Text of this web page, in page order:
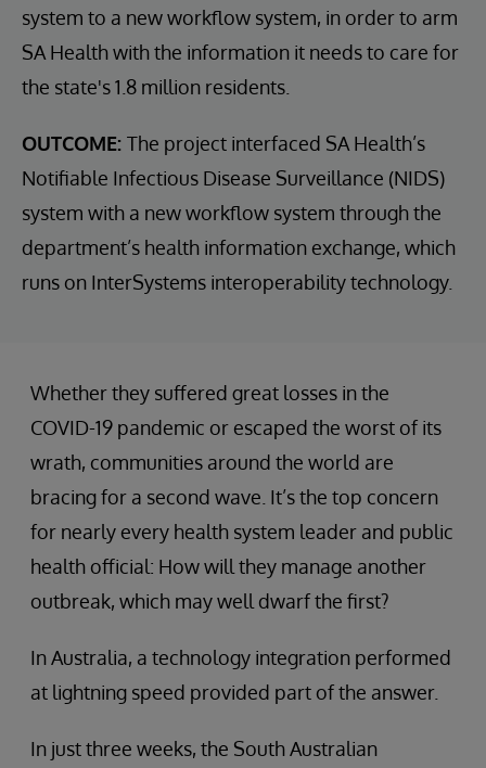
system to a new workflow system, in order to arm
SA Health with the information it needs to care for
the state's 1.8 million residents.
OUTCOME: The project interfaced SA Health’s
Notifiable Infectious Disease Surveillance (NIDS)
system with a new workflow system through the
department’s health information exchange, which
runs on InterSystems interoperability technology.
Whether they suffered great losses in the
COVID-19 pandemic or escaped the worst of its
wrath, communities around the world are
bracing for a second wave. It’s the top concern
for nearly every health system leader and public
health official: How will they manage another
outbreak, which may well dwarf the first?
In Australia, a technology integration performed
at lightning speed provided part of the answer.
In just three weeks, the South Australian